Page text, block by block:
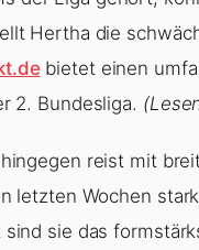
Hertha die
bietet einen
2. Bundesliga.
reist mit
letzten Wochen
sind sie das